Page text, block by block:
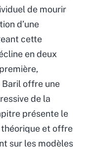
de mourir
d’une
cette
en deux
offre une
de la
présente le
et offre
sur les modèles